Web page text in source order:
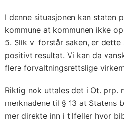
I denne situasjonen kan staten
kommune at kommunen ikke
5. Slik vi forstår saken, er
positivt resultat. Vi kan da
flere forvaltningsrettslige
Riktig nok uttales det i Ot. prp.
merknadene til § 13 at Statens
mer direkte inn i tilfeller hvor